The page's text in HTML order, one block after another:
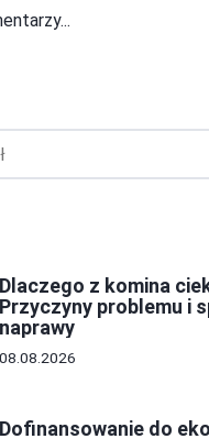
Dlaczego z komina
Przyczyny problemu i
naprawy
08.08.2026
Dofinansowanie do